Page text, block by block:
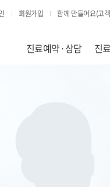
회원가입 함께 만들어요(고
진료예약·상담 진